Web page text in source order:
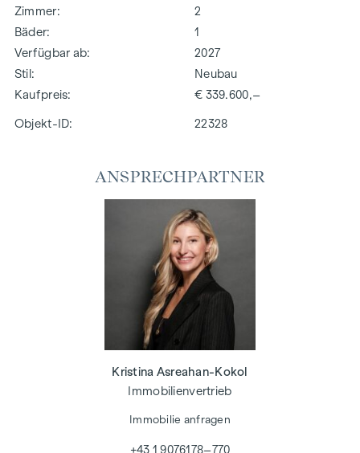
Zimmer
2
Bäder
1
Verfügbar ab
2027
Stil
Neubau
Kaufpreis
€ 339.600,–
Objekt-ID: 22328
ANSPRECHPARTNER
Kristina Asreahan-Kokol
Immobilienvertrieb
Immobilie anfragen
+43 1 9076178–770